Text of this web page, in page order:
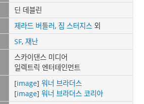
딘 데블린
제라드 버틀러, 짐 스터지스외
SF, 재난
스카이댄스 미디어
일렉트릭 엔터테인먼트
[image] 워너 브라더스
[image] 워너 브라더스 코리아